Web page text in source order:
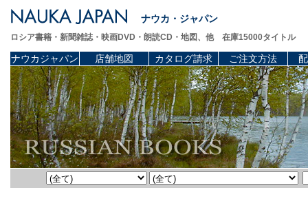
ナウカ・ジャパン
ロシア書籍・新聞雑誌・映画DVD・朗読CD・地図、他 在庫15000タイトル
ナウカジャパン 店舗地図 カタログ請求 ご注文方法